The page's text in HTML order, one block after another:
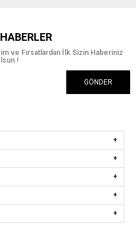
ve Fırsatlardan İlk Sizin Haberiniz
!
GÖNDER